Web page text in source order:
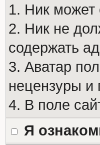
1. Ник может
2. Ник не
содержать
3. Аватар
нецензуры и
4. В поле
Я